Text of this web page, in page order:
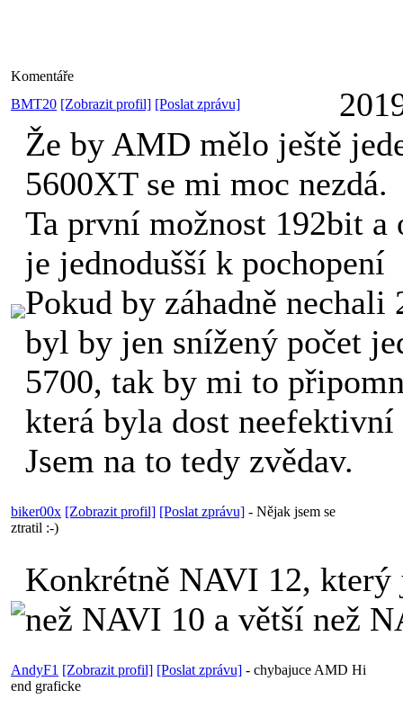
Komentáře
BMT20 [Zobrazit profil] [Poslat zprávu]
Že by AMD mělo ještě
5600XT se mi moc nezdá.
Ta první možnost 192bit a
je jednodušší k pochopení
Pokud by záhadně
byl by jen snížený počet
5700, tak by mi to
která byla dost
Jsem na to tedy zvědav.
biker00x [Zobrazit profil] [Poslat zprávu] - Nějak jsem se
ztratil :-)
Konkrétně NAVI 12, který
než NAVI 10 a větší než
AndyF1 [Zobrazit profil] [Poslat zprávu] - chybajuce AMD Hi
end graficke